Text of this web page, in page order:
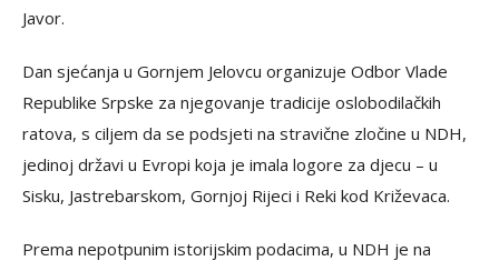
Javor.
Dan sjećanja u Gornjem Jelovcu organizuje Odbor Vlade
Republike Srpske za njegovanje tradicije oslobodilačkih
ratova, s ciljem da se podsjeti na stravične zločine u NDH,
jedinoj državi u Evropi koja je imala logore za djecu – u
Sisku, Jastrebarskom, Gornjoj Rijeci i Reki kod Križevaca.
Prema nepotpunim istorijskim podacima, u NDH je na